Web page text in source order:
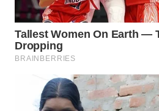
WN
SAMOSIR
PADANG
LAWAS